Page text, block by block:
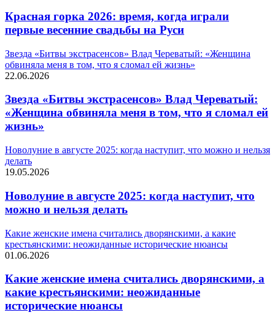
Красная горка 2026: время, когда играли
первые весенние свадьбы на Руси
Звезда «Битвы экстрасенсов» Влад Череватый: «Женщина
обвиняла меня в том, что я сломал ей жизнь»
22.06.2026
Звезда «Битвы экстрасенсов» Влад Череватый:
«Женщина обвиняла меня в том, что я сломал ей
жизнь»
Новолуние в августе 2025: когда наступит, что можно и нельзя
делать
19.05.2026
Новолуние в августе 2025: когда наступит, что
можно и нельзя делать
Какие женские имена считались дворянскими, а какие
крестьянскими: неожиданные исторические нюансы
01.06.2026
Какие женские имена считались дворянскими, а
какие крестьянскими: неожиданные
исторические нюансы